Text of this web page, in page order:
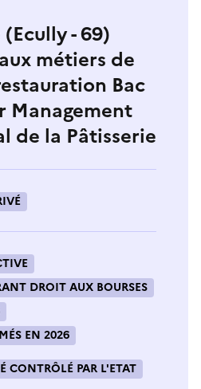
- 69)
métiers de
Bac
Management
de la Pâtisserie
DROIT AUX BOURSES
EN 2026
CONTRÔLÉ PAR L'ETAT